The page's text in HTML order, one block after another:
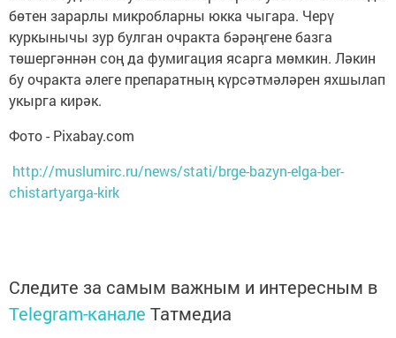
бөтен зарарлы микробларны юкка чыгара. Черү
куркынычы зур булган очракта бәрәңгене базга
төшергәннән соң да фумигация ясарга мөмкин. Ләкин
бу очракта әлеге препаратның күрсәтмәләрен яхшылап
укырга кирәк.
Фото - Pixabay.com
http://muslumirc.ru/news/stati/brge-bazyn-elga-ber-
chistartyarga-kirk
Следите за самым важным и интересным в
Telegram-канале Татмедиа